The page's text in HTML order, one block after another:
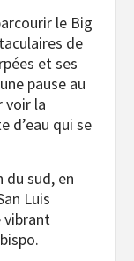
le Big
de
et ses
pause au
voir la
d’eau qui se
sud, en
Luis
vibrant